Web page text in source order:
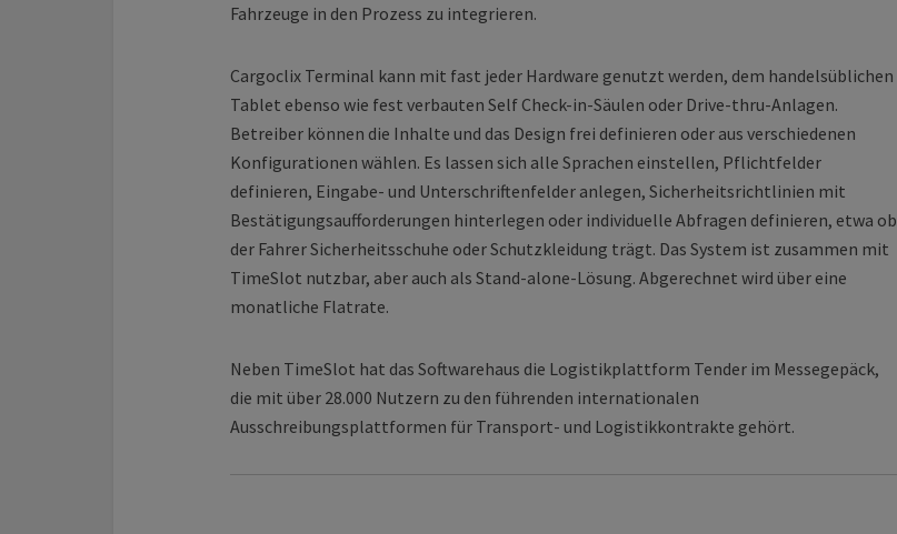
Fahrzeuge in den Prozess zu integrieren.
Cargoclix Terminal kann mit fast jeder Hardware genutzt werden, dem handelsüblichen
Tablet ebenso wie fest verbauten Self Check-in-Säulen oder Drive-thru-Anlagen.
Betreiber können die Inhalte und das Design frei definieren oder aus verschiedenen
Konfigurationen wählen. Es lassen sich alle Sprachen einstellen, Pflichtfelder
definieren, Eingabe- und Unterschriftenfelder anlegen, Sicherheitsrichtlinien mit
Bestätigungsaufforderungen hinterlegen oder individuelle Abfragen definieren, etwa ob
der Fahrer Sicherheitsschuhe oder Schutzkleidung trägt. Das System ist zusammen mit
TimeSlot nutzbar, aber auch als Stand-alone-Lösung. Abgerechnet wird über eine
monatliche Flatrate.
Neben TimeSlot hat das Softwarehaus die Logistikplattform Tender im Messegepäck,
die mit über 28.000 Nutzern zu den führenden internationalen
Ausschreibungsplattformen für Transport- und Logistikkontrakte gehört.